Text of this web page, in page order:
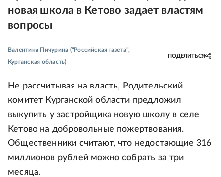
новая школа в Кетово задает властям
вопросы
Валентина Пичурина ("Российская газета",
Курганская область)
ПОДЕЛИТЬСЯ
Не рассчитывая на власть, Родительский
комитет Курганской области предложил
выкупить у застройщика новую школу в селе
Кетово на добровольные пожертвования.
Общественники считают, что недостающие 316
миллионов рублей можно собрать за три
месяца.